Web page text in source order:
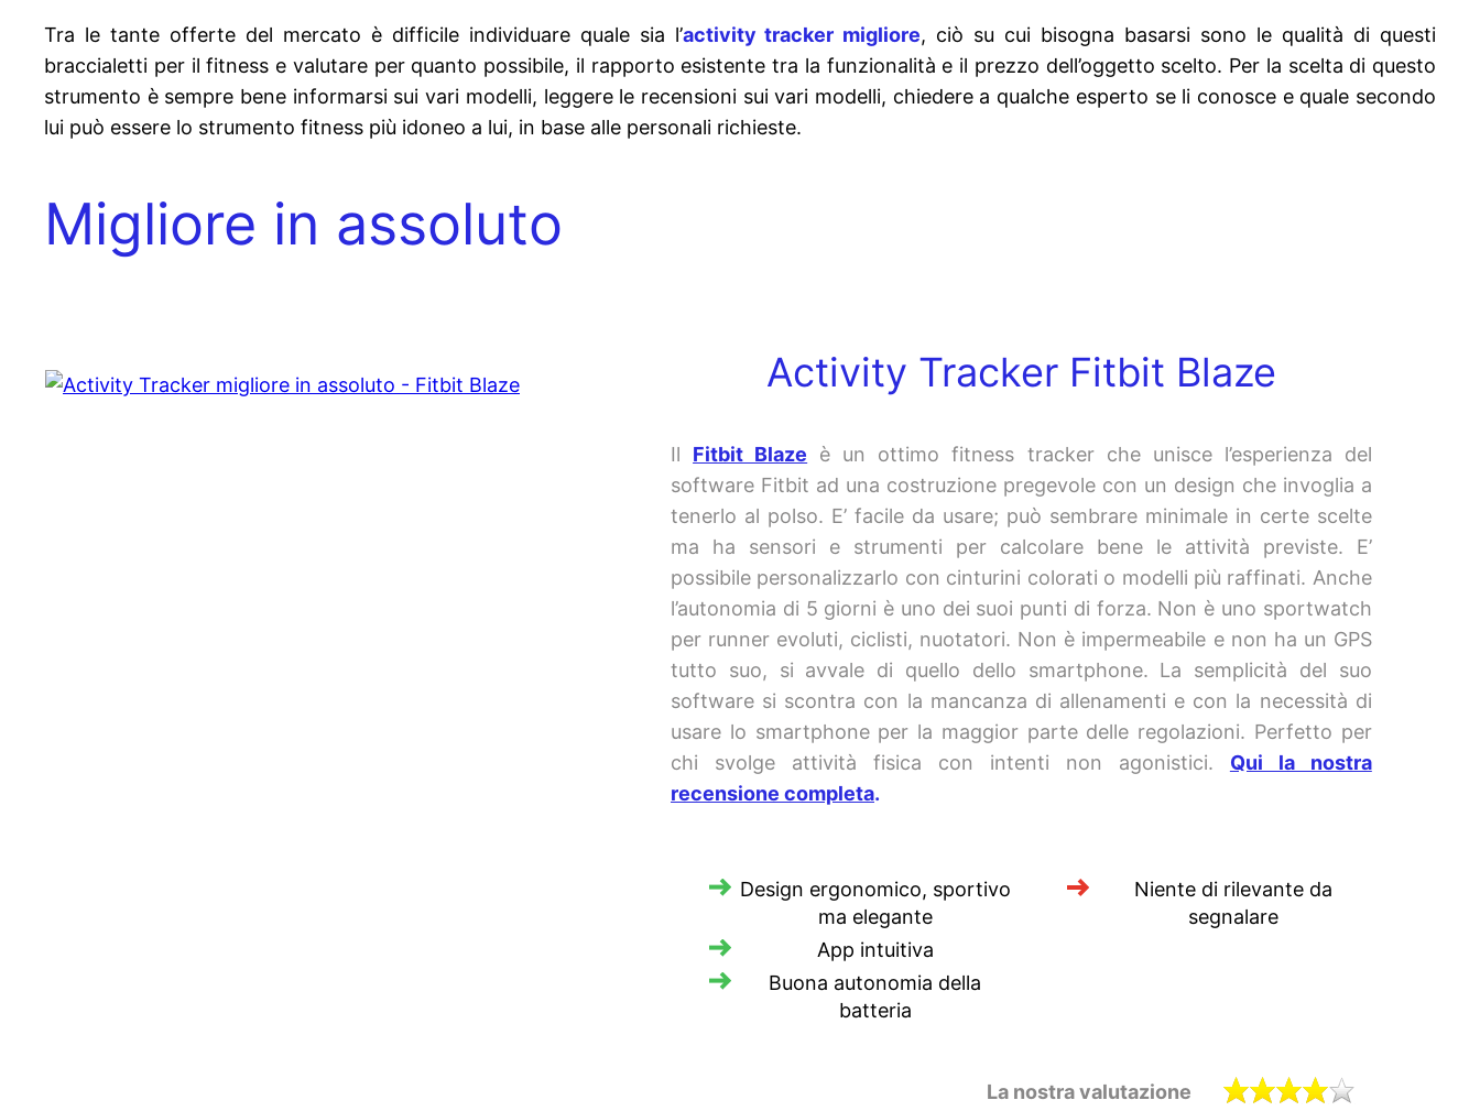
Tra le tante offerte del mercato è difficile individuare quale sia l’activity tracker migliore, ciò su cui bisogna basarsi sono le qualità di questi
braccialetti per il fitness e valutare per quanto possibile, il rapporto esistente tra la funzionalità e il prezzo dell’oggetto scelto. Per la scelta di questo
strumento è sempre bene informarsi sui vari modelli, leggere le recensioni sui vari modelli, chiedere a qualche esperto se li conosce e quale secondo
lui può essere lo strumento fitness più idoneo a lui, in base alle personali richieste.
Migliore in assoluto
Activity Tracker Fitbit Blaze
Il Fitbit Blaze è un ottimo fitness tracker che unisce l’esperienza del
software Fitbit ad una costruzione pregevole con un design che invoglia a
tenerlo al polso. E’ facile da usare; può sembrare minimale in certe scelte
ma ha sensori e strumenti per calcolare bene le attività previste. E’
possibile personalizzarlo con cinturini colorati o modelli più raffinati. Anche
l’autonomia di 5 giorni è uno dei suoi punti di forza. Non è uno sportwatch
per runner evoluti, ciclisti, nuotatori. Non è impermeabile e non ha un GPS
tutto suo, si avvale di quello dello smartphone. La semplicità del suo
software si scontra con la mancanza di allenamenti e con la necessità di
usare lo smartphone per la maggior parte delle regolazioni. Perfetto per
chi svolge attività fisica con intenti non agonistici. Qui la nostra
recensione completa.
Design ergonomico, sportivo
ma elegante
App intuitiva
Buona autonomia della
batteria
Niente di rilevante da
segnalare
La nostra valutazione